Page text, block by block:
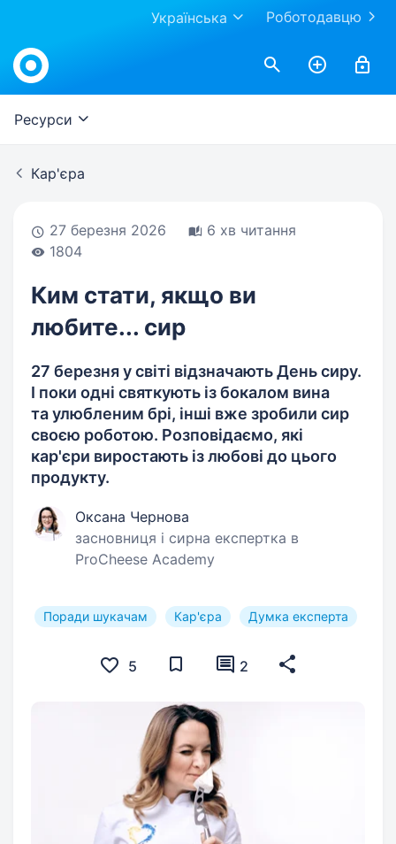
Роботодавцю
Українська
Work.ua
Ресурси
Кар'єра
27 березня 2026
6 хв читання
1804
Ким стати, якщо ви
любите... сир
27 березня у світі відзначають День сиру.
І поки одні святкують із бокалом вина
та улюбленим брі, інші вже зробили сир
своєю роботою. Розповідаємо, які
кар'єри виростають із любові до цього
продукту.
Оксана Чернова
засновниця і сирна експертка в
ProCheese Academy
Поради шукачам Кар'єра Думка експерта
5 2